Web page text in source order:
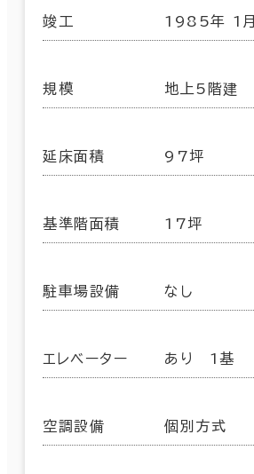
竣工 1985年 1月
規模 地上5階建
延床面積 97坪
基準階面積 17坪
駐車場設備 なし
エレベーター あり 1基
空調設備 個別方式